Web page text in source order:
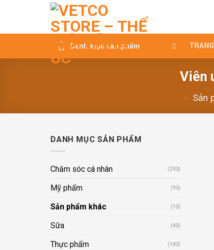
Danh mục sản phẩm
Viên
- Sản
DANH MỤC SẢN PHẨM
Chăm sóc cá nhân (293)
Mỹ phẩm (95)
Sản phẩm khác (10)
Sữa (40)
Thực phẩm (183)